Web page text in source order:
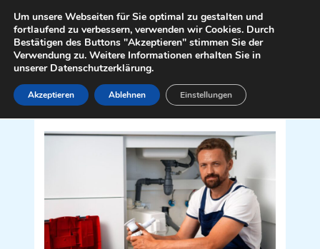
Inhalt
springen
Sanitär Installateur für Dobersberg
Um unsere Webseiten für Sie optimal zu gestalten und
fortlaufend zu verbessern, verwenden wir Cookies. Durch
Bestätigen des Buttons "Akzeptieren" stimmen Sie der
Verwendung zu. Weitere Informationen erhalten Sie in
unserer Datenschutzerklärung.
Akzeptieren Ablehnen Einstellungen